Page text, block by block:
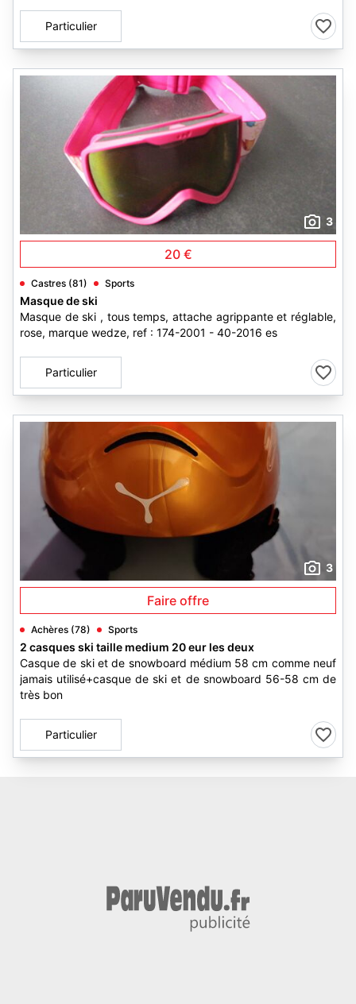
Particulier
3
20 €
Castres (81) Sports
Masque de ski
Masque de ski , tous temps, attache agrippante et réglable,
rose, marque wedze, ref : 174-2001 - 40-2016 es
Particulier
3
Faire offre
Achères (78) Sports
2 casques ski taille medium 20 eur les deux
Casque de ski et de snowboard médium 58 cm comme neuf
jamais utilisé+casque de ski et de snowboard 56-58 cm de
très bon
Particulier